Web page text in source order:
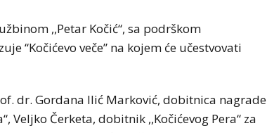
,,Petar Kočić“, sa podrškom
“Kočićevo veče” na kojem će učestvovati
dr. Gordana Ilić Marković, dobitnica nagrade
Veljko Čerketa, dobitnik ,,Kočićevog Pera“ za